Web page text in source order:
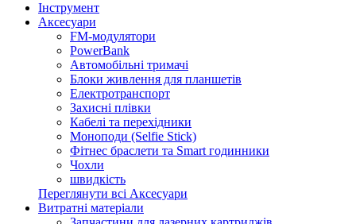
Інструмент
Аксесуари
FM-модулятори
PowerBank
Автомобільні тримачі
Блоки живлення для планшетів
Електротранспорт
Захисні плівки
Кабелі та перехідники
Моноподи (Selfie Stick)
Фітнес браслети та Smart годинники
Чохли
швидкість
Переглянути всі Аксесуари
Витратні матеріали